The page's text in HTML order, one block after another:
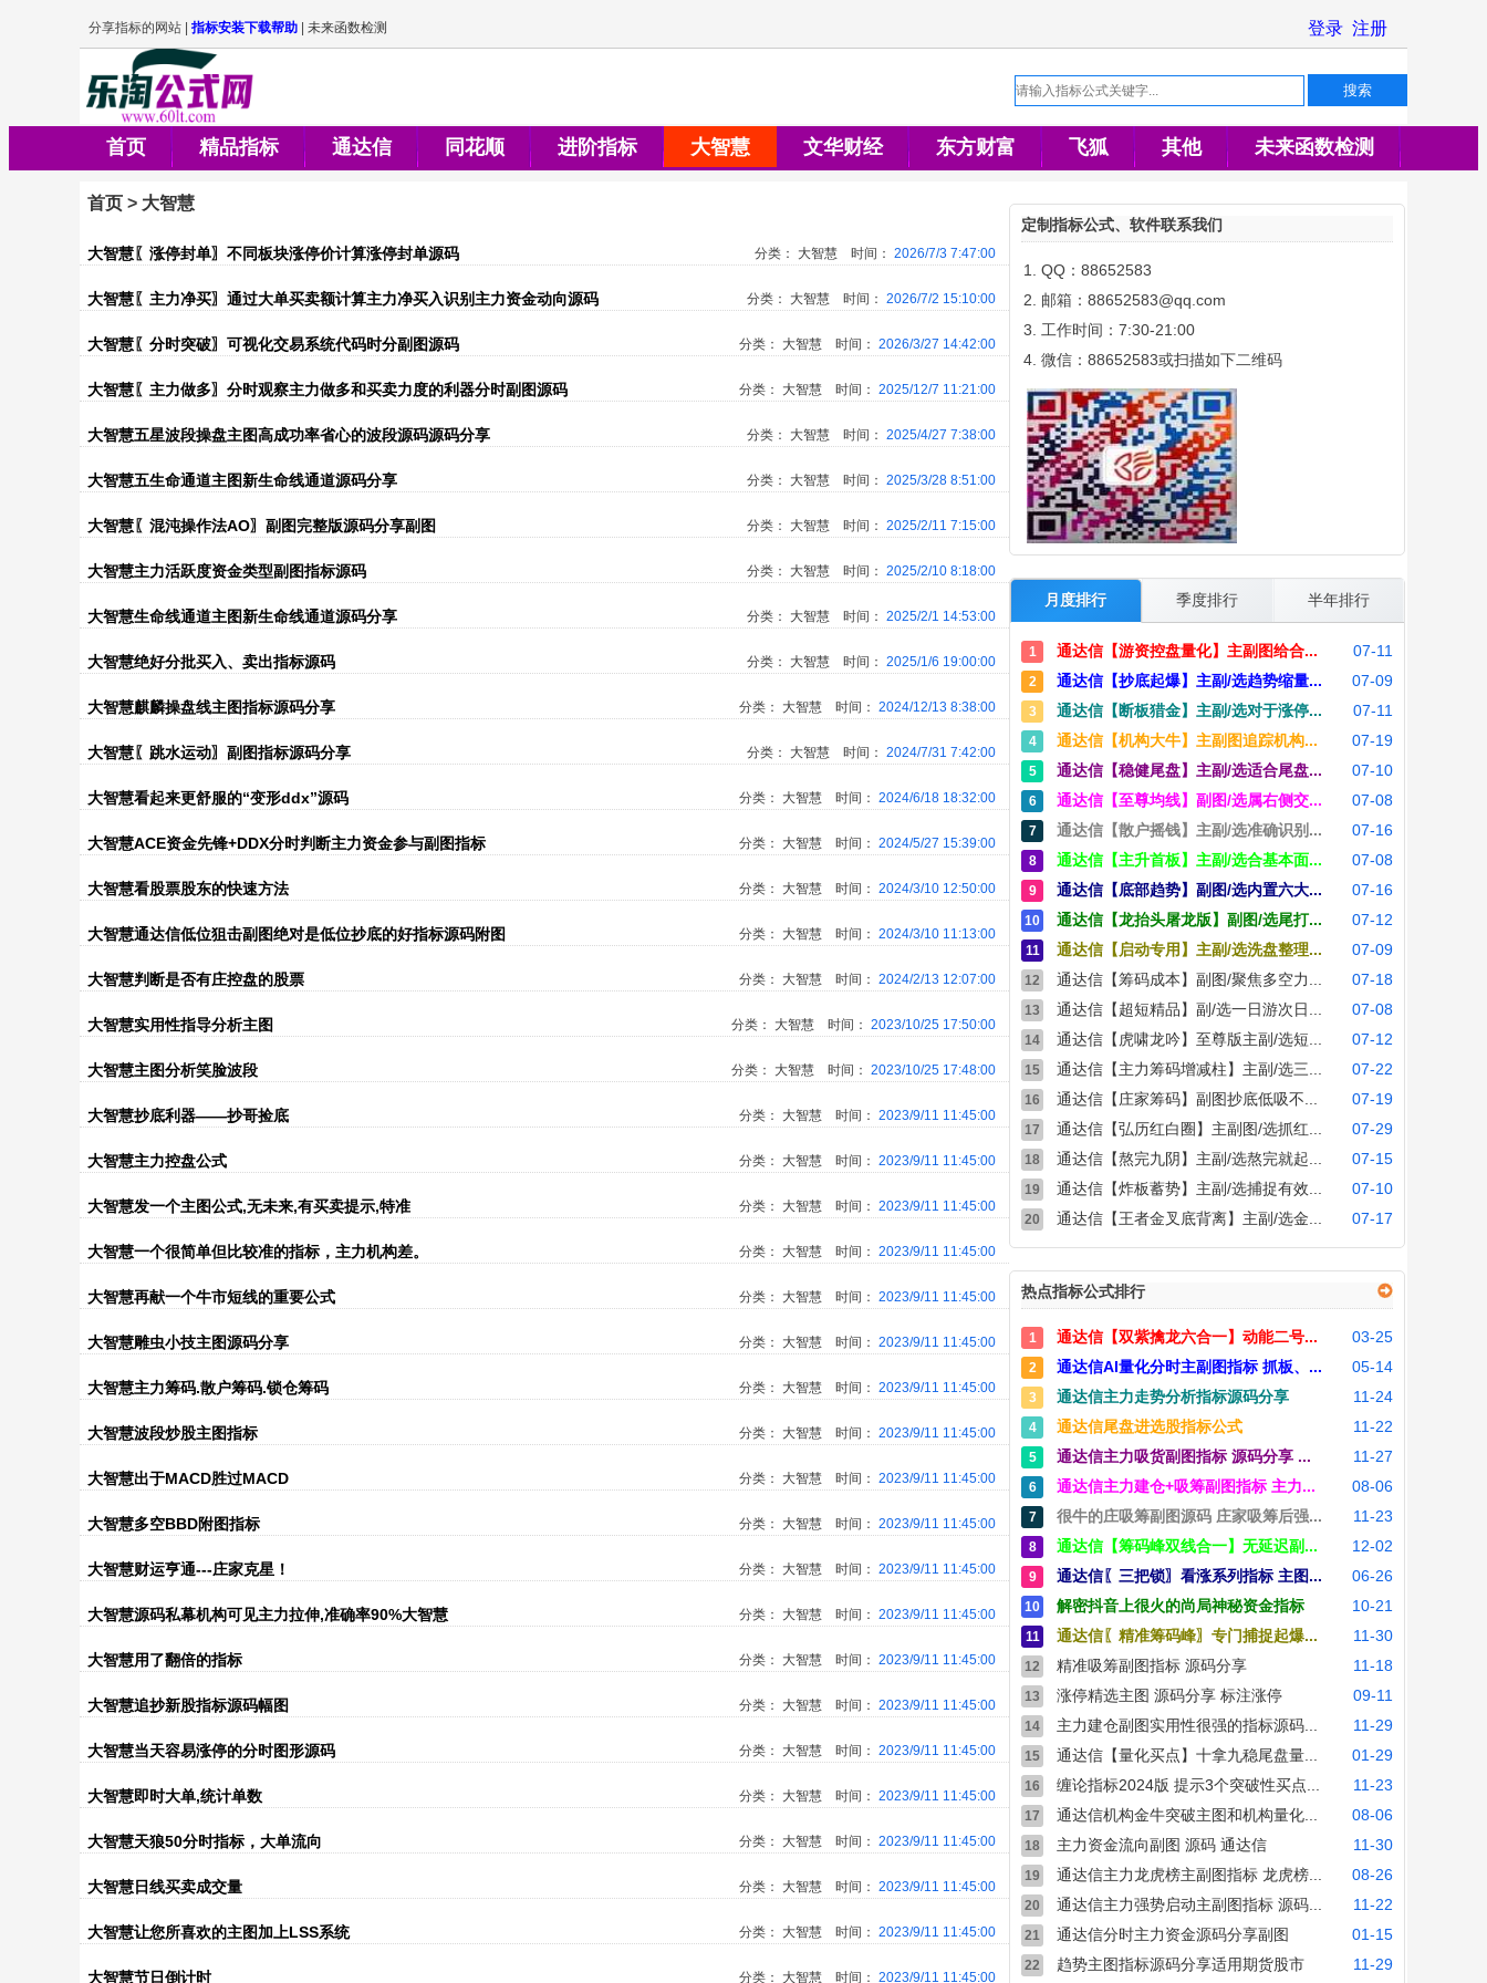
首页 精品指标 通达信 同花顺 进阶指标 大智慧 文华财经 东方财富 飞狐 其他 未来函数检测
首页 > 大智慧
大智慧〖涨停封单〗不同板块涨停价计算涨停封单源码 分类： 大智慧 时间： 2026/7/3 7:47:00
大智慧〖主力净买〗通过大单买卖额计算主力净买入识别主力资金动向源码 分类： 大智慧 时间： 2026/7/2 15:10:00
大智慧〖分时突破〗可视化交易系统代码时分副图源码 分类： 大智慧 时间： 2026/3/27 14:42:00
大智慧〖主力做多〗分时观察主力做多和买卖力度的利器分时副图源码 分类： 大智慧 时间： 2025/12/7 11:21:00
大智慧五星波段操盘主图高成功率省心的波段源码源码分享 分类： 大智慧 时间： 2025/4/27 7:38:00
大智慧五生命通道主图新生命线通道源码分享 分类： 大智慧 时间： 2025/3/28 8:51:00
大智慧〖混沌操作法AO〗副图完整版源码分享副图 分类： 大智慧 时间： 2025/2/11 7:15:00
大智慧主力活跃度资金类型副图指标源码 分类： 大智慧 时间： 2025/2/10 8:18:00
大智慧生命线通道主图新生命线通道源码分享 分类： 大智慧 时间： 2025/2/1 14:53:00
大智慧绝好分批买入、卖出指标源码 分类： 大智慧 时间： 2025/1/6 19:00:00
大智慧麒麟操盘线主图指标源码分享 分类： 大智慧 时间： 2024/12/13 8:38:00
大智慧〖跳水运动〗副图指标源码分享 分类： 大智慧 时间： 2024/7/31 7:42:00
大智慧看起来更舒服的“变形ddx”源码 分类： 大智慧 时间： 2024/6/18 18:32:00
大智慧ACE资金先锋+DDX分时判断主力资金参与副图指标 分类： 大智慧 时间： 2024/5/27 15:39:00
大智慧看股票股东的快速方法 分类： 大智慧 时间： 2024/3/10 12:50:00
大智慧通达信低位狙击副图绝对是低位抄底的好指标源码附图 分类： 大智慧 时间： 2024/3/10 11:13:00
大智慧判断是否有庄控盘的股票 分类： 大智慧 时间： 2024/2/13 12:07:00
大智慧实用性指导分析主图 分类： 大智慧 时间： 2023/10/25 17:50:00
大智慧主图分析笑脸波段 分类： 大智慧 时间： 2023/10/25 17:48:00
大智慧抄底利器——抄哥捡底 分类： 大智慧 时间： 2023/9/11 11:45:00
大智慧主力控盘公式 分类： 大智慧 时间： 2023/9/11 11:45:00
大智慧发一个主图公式,无未来,有买卖提示,特准 分类： 大智慧 时间： 2023/9/11 11:45:00
大智慧一个很简单但比较准的指标，主力机构差。 分类： 大智慧 时间： 2023/9/11 11:45:00
大智慧再献一个牛市短线的重要公式 分类： 大智慧 时间： 2023/9/11 11:45:00
大智慧雕虫小技主图源码分享 分类： 大智慧 时间： 2023/9/11 11:45:00
大智慧主力筹码.散户筹码.锁仓筹码 分类： 大智慧 时间： 2023/9/11 11:45:00
大智慧波段炒股主图指标 分类： 大智慧 时间： 2023/9/11 11:45:00
大智慧出于MACD胜过MACD 分类： 大智慧 时间： 2023/9/11 11:45:00
大智慧多空BBD附图指标 分类： 大智慧 时间： 2023/9/11 11:45:00
大智慧财运亨通---庄家克星！ 分类： 大智慧 时间： 2023/9/11 11:45:00
大智慧源码私幕机构可见主力拉伸,准确率90%大智慧 分类： 大智慧 时间： 2023/9/11 11:45:00
大智慧用了翻倍的指标 分类： 大智慧 时间： 2023/9/11 11:45:00
大智慧追抄新股指标源码幅图 分类： 大智慧 时间： 2023/9/11 11:45:00
大智慧当天容易涨停的分时图形源码 分类： 大智慧 时间： 2023/9/11 11:45:00
大智慧即时大单,统计单数 分类： 大智慧 时间： 2023/9/11 11:45:00
大智慧天狼50分时指标，大单流向 分类： 大智慧 时间： 2023/9/11 11:45:00
大智慧日线买卖成交量 分类： 大智慧 时间： 2023/9/11 11:45:00
大智慧让您所喜欢的主图加上LSS系统 分类： 大智慧 时间： 2023/9/11 11:45:00
大智慧节日倒计时 分类： 大智慧 时间： 2023/9/11 11:45:00
定制指标公式、软件联系我们
QQ：88652583
邮箱：88652583@qq.com
工作时间：7:30-21:00
微信：88652583或扫描如下二维码
月度排行 季度排行 半年排行
1 通达信【游资控盘量化】主副图给合... 07-11
2 通达信【抄底起爆】主副/选趋势缩量... 07-09
3 通达信【断板猎金】主副/选对于涨停... 07-11
4 通达信【机构大牛】主副图追踪机构... 07-19
5 通达信【稳健尾盘】主副/选适合尾盘... 07-10
6 通达信【至尊均线】副图/选属右侧交... 07-08
7 通达信【散户摇钱】主副/选准确识别... 07-16
8 通达信【主升首板】主副/选合基本面... 07-08
9 通达信【底部趋势】副图/选内置六大... 07-16
10 通达信【龙抬头屠龙版】副图/选尾打... 07-12
11 通达信【启动专用】主副/选洗盘整理... 07-09
12 通达信【筹码成本】副图/聚焦多空力... 07-18
13 通达信【超短精品】副/选一日游次日... 07-08
14 通达信【虎啸龙吟】至尊版主副/选短... 07-12
15 通达信【主力筹码增减柱】主副/选三... 07-22
16 通达信【庄家筹码】副图抄底低吸不... 07-19
17 通达信【弘历红白圈】主副图/选抓红... 07-29
18 通达信【熬完九阴】主副/选熬完就起... 07-15
19 通达信【炸板蓄势】主副/选捕捉有效... 07-10
20 通达信【王者金叉底背离】主副/选金... 07-17
热点指标公式排行
1 通达信【双紫擒龙六合一】动能二号... 03-25
2 通达信AI量化分时主副图指标 抓板、... 05-14
3 通达信主力走势分析指标源码分享 11-24
4 通达信尾盘进选股指标公式 11-22
5 通达信主力吸货副图指标 源码分享 ... 11-27
6 通达信主力建仓+吸筹副图指标 主力... 08-06
7 很牛的庄吸筹副图源码 庄家吸筹后强... 11-23
8 通达信【筹码峰双线合一】无延迟副... 12-02
9 通达信〖三把锁〗看涨系列指标 主图... 06-26
10 解密抖音上很火的尚局神秘资金指标 10-21
11 通达信〖精准筹码峰〗专门捕捉起爆... 11-30
12 精准吸筹副图指标 源码分享 11-18
13 涨停精选主图 源码分享 标注涨停 09-11
14 主力建仓副图实用性很强的指标源码... 11-29
15 通达信【量化买点】十拿九稳尾盘量... 01-29
16 缠论指标2024版 提示3个突破性买点... 11-23
17 通达信机构金牛突破主图和机构量化... 08-06
18 主力资金流向副图 源码 通达信 11-30
19 通达信主力龙虎榜主副图指标 龙虎榜... 08-26
20 通达信主力强势启动主副图指标 源码... 11-22
21 通达信分时主力资金源码分享副图 01-15
22 趋势主图指标源码分享适用期货股市 11-29